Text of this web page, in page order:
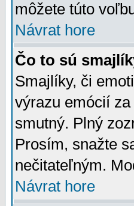
môžete túto
Návrat hore
Čo to sú
Smajlíky, či
výrazu emócií
smutný. Plný
Prosím, snažte
nečitateľným.
Návrat hore